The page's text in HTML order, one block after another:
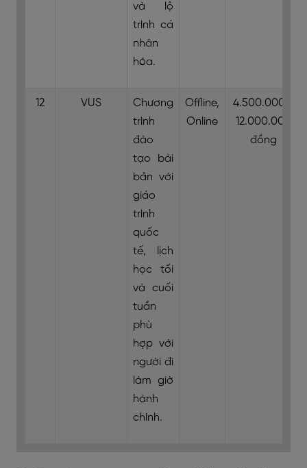
và lộ
trình cá
nhân
hóa.
12 VUS
Chương
trình
đào
tạo bài
bản với
giáo
trình
quốc
tế, lịch
học tối
và cuối
tuần
phù
hợp với
người đi
làm giờ
hành
chính.
Offline,
Online
4.500.000 -
12.000.000
đồng